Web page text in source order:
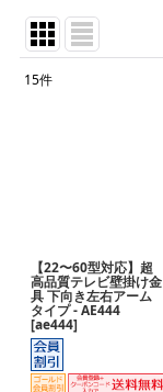
15件
【22〜60型対応】超
高品質テレビ壁掛け金
具 下向き左右アーム
タイプ - AE444
[ae444]